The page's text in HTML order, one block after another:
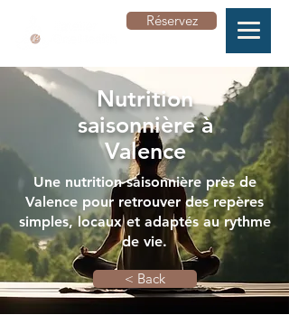
Réservez
Nutrition
saisonnière à
Valence
Une nutrition saisonnière près de
Valence pour retrouver des repères
simples, locaux et adaptés au rythme
de vie.
< Back